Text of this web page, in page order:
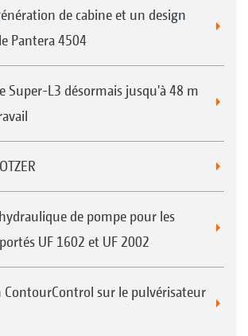
de cabine et un design
Pantera 4504
Super-L3 désormais jusqu'à 48 m
de pompe pour les
UF 1602 et UF 2002
ContourControl sur le pulvérisateur